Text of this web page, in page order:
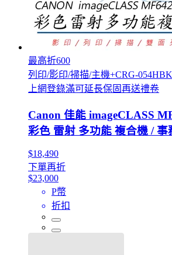
最高折600
列印/影印/掃描/主機+CRG-
上網登錄滿可延長保固再送禮卷
Canon 佳能 imageCLASS
彩色 雷射 多功能 複合機 / 事
$18,490
下單再折
$23,000
P幣
折扣